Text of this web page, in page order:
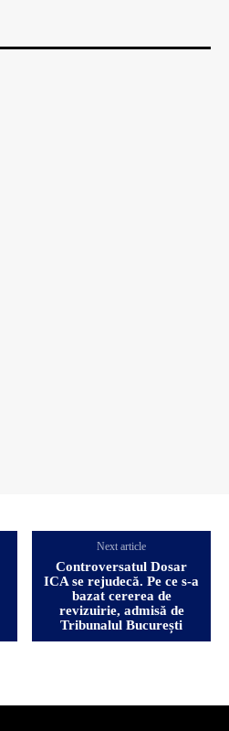
Next article
Controversatul Dosar
ICA se rejudecă. Pe ce s-a
bazat cererea de
revizuirie, admisă de
Tribunalul București